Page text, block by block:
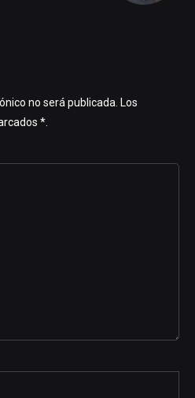
no será publicada. Los
*.